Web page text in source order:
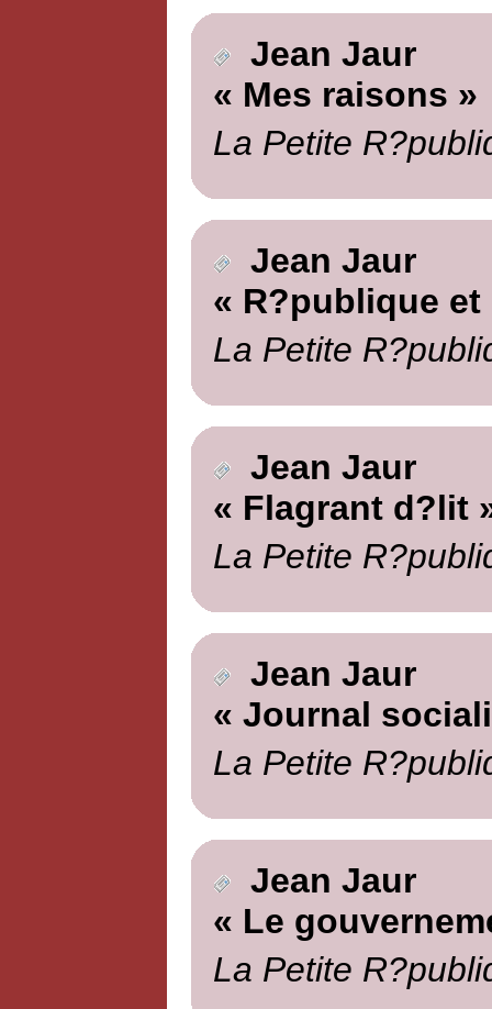
Jean Jaur
« Mes raisons »
La Petite
Jean Jaur
« R?publique
La Petite
Jean Jaur
« Flagrant d?lit
La Petite
Jean Jaur
« Journal
La Petite
Jean Jaur
« Le
La Petite